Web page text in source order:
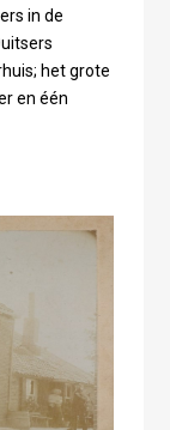
in de
het grote
en één